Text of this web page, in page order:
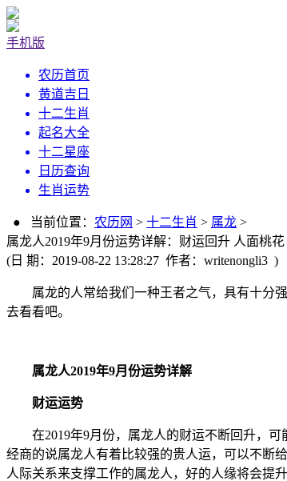
手机版
农历首页
黄道吉日
十二生肖
起名大全
十二星座
日历查询
生肖运势
● 当前位置： 农历网 > 十二生肖 > 属龙 >
属龙人2019年9月份运势详解：财运回升 人面桃花
(日 期：2019-08-22 13:28:27 作者：writenongli3 )
属龙的人常给我们一种王者之气，具有十分强
去看看吧。
属龙人2019年9月份运势详解
财运运势
在2019年9月份，属龙人的财运不断回升，可
经商的说属龙人有着比较强的贵人运，可以不断
人际关系来支撑工作的属龙人，好的人缘将会提